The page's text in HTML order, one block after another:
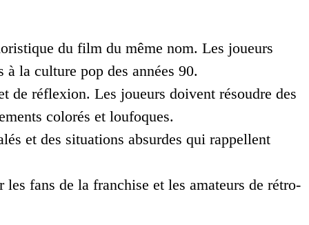
du film du même nom. Les joueurs
la culture pop des années 90.
de réflexion. Les joueurs doivent résoudre des
colorés et loufoques.
et des situations absurdes qui rappellent
fans de la franchise et les amateurs de rétro-